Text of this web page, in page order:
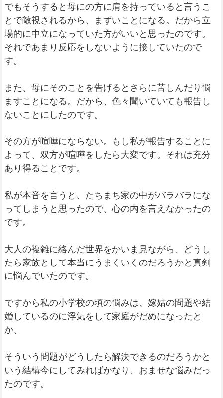
でもそうすると母にの方に肩を持っていると言うこ
とで敵視されるから、まずいことになる。だから立
場的に中立になっていた方がいいと思ったのです。
それであまり反応をしないように接していたので
す。
また、母にそのことを告げるとさらに苦しんだり悩
ますことになる。だから、色々聞いていても報告し
ないことにしたのです。
その方が喧嘩にならない。もし私が報告することに
よって、双方が喧嘩をしたら大変です。それは充分
あり得ることです。
私が本音を言うと、たちまち家の中がバラバラにな
ってしまうと思ったので、心の内を言えなかったの
です。
大人の複雑に絡んだ世界をかいま見ながら、どうし
たら家族として本当にうまくいくのだろうかと真剣
に悩んでいたのです。
ですから私の小学校の頃の悩みは、嫁姑の問題や結
婚しているのに浮気をして家庭がだめになったと
か、
そういう問題がどうしたら解決できるのだろうかと
いう結構今にしてみればかなり、おませな悩みだっ
たのです。